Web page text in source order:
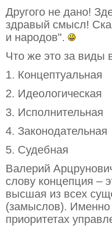
Другого не дано!
здравый смысл!
и народов".
Что же это за виды
1. Концептуальная
2. Идеологическая
3. Исполнительная
4. Законодательная
5. Судебная
Валерий
слову концепция –
высшая из всех
(замыслов).
приоритетах